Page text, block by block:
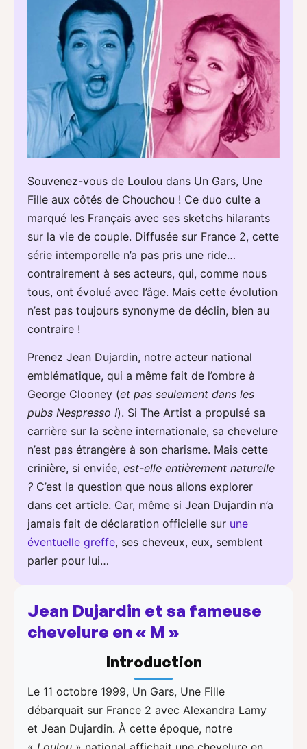
Souvenez-vous de Loulou dans Un Gars, Une
Fille aux côtés de Chouchou ! Ce duo culte a
marqué les Français avec ses sketchs hilarants
sur la vie de couple. Diffusée sur France 2, cette
série intemporelle n’a pas pris une ride…
contrairement à ses acteurs, qui, comme nous
tous, ont évolué avec l’âge. Mais cette évolution
n’est pas toujours synonyme de déclin, bien au
contraire !
Prenez Jean Dujardin, notre acteur national
emblématique, qui a même fait de l’ombre à
George Clooney (et pas seulement dans les
pubs Nespresso !). Si The Artist a propulsé sa
carrière sur la scène internationale, sa chevelure
n’est pas étrangère à son charisme. Mais cette
crinière, si enviée, est-elle entièrement naturelle
? C’est la question que nous allons explorer
dans cet article. Car, même si Jean Dujardin n’a
jamais fait de déclaration officielle sur une
éventuelle greffe, ses cheveux, eux, semblent
parler pour lui…
Jean Dujardin et sa fameuse
chevelure en « M »
Introduction
Le 11 octobre 1999, Un Gars, Une Fille
débarquait sur France 2 avec Alexandra Lamy
et Jean Dujardin. À cette époque, notre